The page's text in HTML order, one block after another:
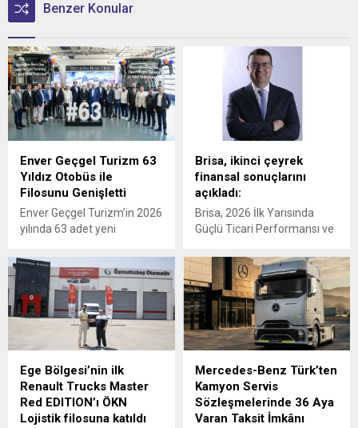
Benzer Konular
Enver Geçgel Turizm 63
Yıldız Otobüs ile
Filosunu Genişletti
Enver Geçgel Turizm’in 2026
yılında 63 adet yeni
yatırımı ile, şirketin
filosundaki Mercedes-Benz
araçların oranı yüzde 83’e
ulaştı.
Brisa, ikinci çeyrek
finansal sonuçlarını
açıkladı:
Brisa, 2026 İlk Yarısında
Güçlü Ticari Performansı ve
Finansal Görünümünü
Güçlendirdi
Ege Bölgesi’nin ilk
Renault Trucks Master
Red EDITION’ı ÖKN
Lojistik filosuna katıldı
Mercedes-Benz Türk’ten
Kamyon Servis
Sözleşmelerinde 36 Aya
Varan Taksit İmkânı